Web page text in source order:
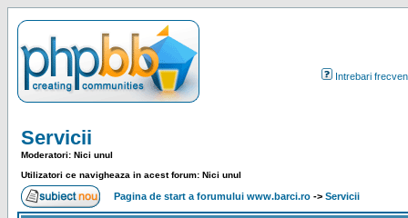
Intrebari
Servicii
Moderatori: Nici unul
Utilizatori ce navigheaza in acest forum: Nici unul
Pagina de start a forumului www.barci.ro -> Servicii